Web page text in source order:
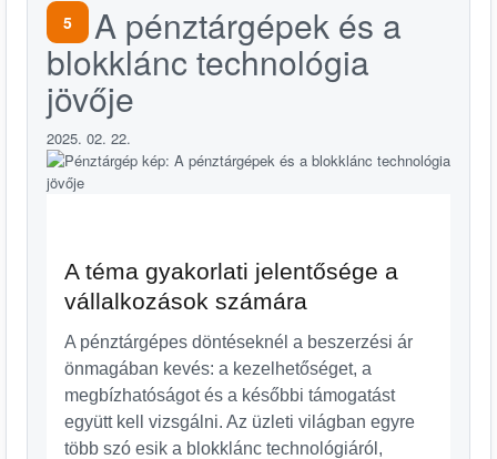
5 A pénztárgépek és a
blokklánc technológia
jövője
2025. 02. 22.
A téma gyakorlati jelentősége a
vállalkozások számára
A pénztárgépes döntéseknél a beszerzési ár
önmagában kevés: a kezelhetőséget, a
megbízhatóságot és a későbbi támogatást
együtt kell vizsgálni. Az üzleti világban egyre
több szó esik a blokklánc technológiáról,